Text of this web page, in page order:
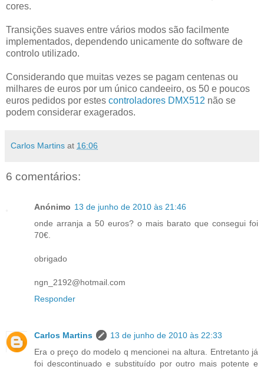
cores.
Transições suaves entre vários modos são facilmente
implementados, dependendo unicamente do software de
controlo utilizado.
Considerando que muitas vezes se pagam centenas ou
milhares de euros por um único candeeiro, os 50 e poucos
euros pedidos por estes controladores DMX512 não se
podem considerar exagerados.
Carlos Martins at 16:06
6 comentários:
Anónimo 13 de junho de 2010 às 21:46
onde arranja a 50 euros? o mais barato que consegui foi
70€.
obrigado
ngn_2192@hotmail.com
Responder
Carlos Martins
13 de junho de 2010 às 22:33
Era o preço do modelo q mencionei na altura. Entretanto já
foi descontinuado e substituído por outro mais potente e